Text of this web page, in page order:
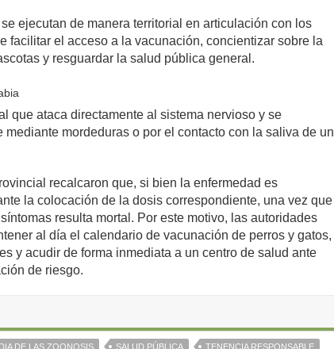
k
ejecutan de manera territorial en articulación con los
facilitar el acceso a la vacunación, concientizar sobre la
y resguardar la salud pública general.
que ataca directamente al sistema nervioso y se
mediante mordeduras o por el contacto con la saliva de un
recalcaron que, si bien la enfermedad es
la colocación de la dosis correspondiente, una vez que
resulta mortal. Por este motivo, las autoridades
al día el calendario de vacunación de perros y gatos,
y acudir de forma inmediata a un centro de salud ante
de riesgo.
DIA DE LAS ZOONOSIS SALUD PÚBLICA
TENENCIA RESPONSABLE